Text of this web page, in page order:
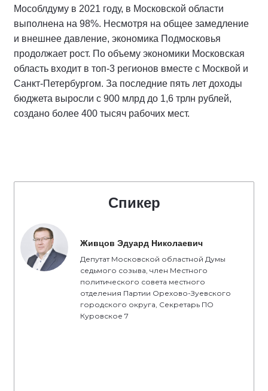
Мособлдуму в 2021 году, в Московской области
выполнена на 98%. Несмотря на общее замедление
и внешнее давление, экономика Подмосковья
продолжает рост. По объему экономики Московская
область входит в топ-3 регионов вместе с Москвой и
Санкт-Петербургом. За последние пять лет доходы
бюджета выросли с 900 млрд до 1,6 трлн рублей,
создано более 400 тысяч рабочих мест.
Спикер
Живцов Эдуард Николаевич
Депутат Московской областной Думы
седьмого созыва, член Местного
политического совета местного
отделения Партии Орехово-Зуевского
городского округа, Секретарь ПО
Куровское 7